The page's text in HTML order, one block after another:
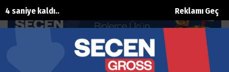
Reklamı Geç
3 saniye kaldı..